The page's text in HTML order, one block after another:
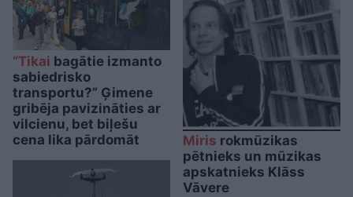
“Tikai bagātie izmanto
sabiedrisko
transportu?” Ģimene
gribēja pavizināties ar
vilcienu, bet biļešu
cena lika pārdomāt
Miris rokmūzikas
pētnieks un mūzikas
apskatnieks Klāss
Vāvere